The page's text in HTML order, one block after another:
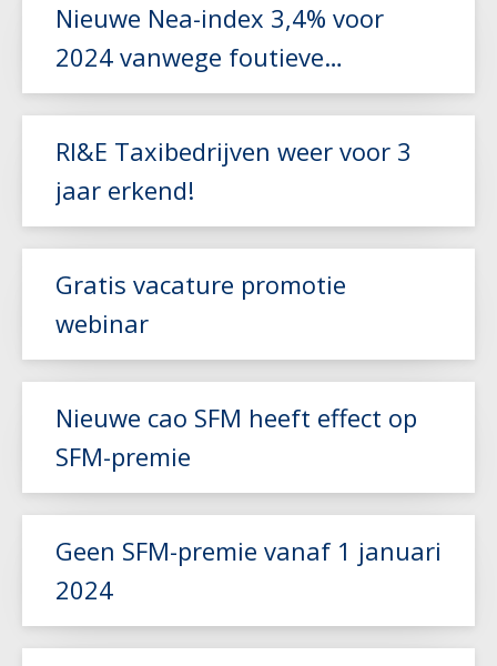
Nieuwe Nea-index 3,4% voor
2024 vanwege foutieve
berekening
RI&E Taxibedrijven weer voor 3
jaar erkend!
Gratis vacature promotie
webinar
Nieuwe cao SFM heeft effect op
SFM-premie
Geen SFM-premie vanaf 1 januari
2024